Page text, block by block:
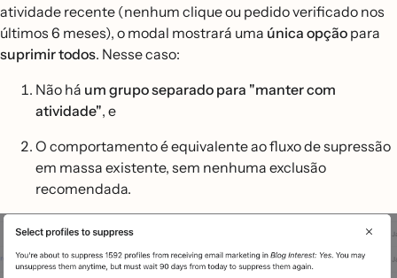
atividade recente (nenhum clique ou pedido verificado nos
últimos 6 meses), o modal mostrará uma única opção para
suprimir todos. Nesse caso:
Não há um grupo separado para "manter com
atividade", e
O comportamento é equivalente ao fluxo de supressão
em massa existente, sem nenhuma exclusão
recomendada.